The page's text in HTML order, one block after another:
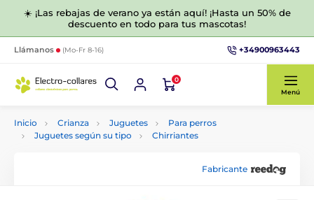
☀️ ¡Las rebajas de verano ya están aquí! ¡Hasta un 50% de
descuento en todo para tus mascotas!
Llámanos (Mo-Fr 8-16) +34900963443
0
Menú
Inicio Crianza Juguetes
Para perros
Juguetes según su tipo
Chirriantes
Fabricante